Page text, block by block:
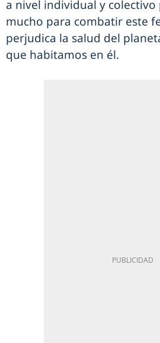
a nivel individual y
mucho para combatir este
perjudica la salud del
que habitamos en él.